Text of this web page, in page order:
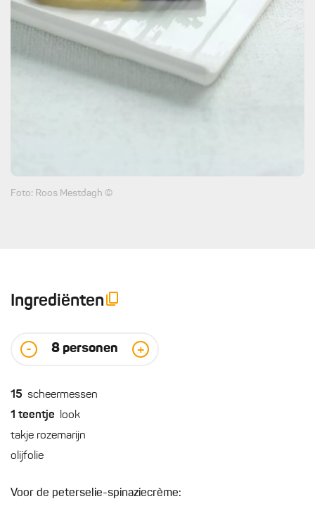
Foto: Roos Mestdagh ©
Ingrediënten
- 8 personen +
15 scheermessen
1 teentje look
takje rozemarijn
olijfolie
Voor de peterselie-spinaziecrème: